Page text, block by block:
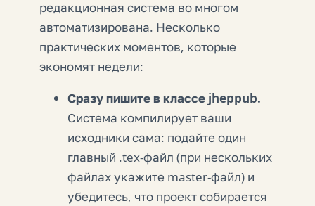
редакционная система во многом
автоматизирована. Несколько
практических моментов, которые
экономят недели:
Сразу пишите в классе jheppub.
Система компилирует ваши
исходники сама: подайте один
главный .tex-файл (при нескольких
файлах укажите master-файл) и
убедитесь, что проект собирается